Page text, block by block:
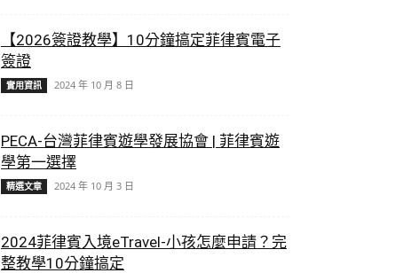
【2026簽證教學】10分鐘搞定菲律賓電子
簽證
實用資訊 2024 年 10 月 8 日
PECA-台灣菲律賓遊學發展協會 | 菲律賓遊
學第一選擇
精選文章 2024 年 10 月 3 日
2024菲律賓入境eTravel-小孩怎麼申請？完
整教學10分鐘搞定